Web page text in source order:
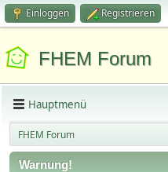
Einloggen Registrieren
FHEM Forum
Hauptmenü
FHEM Forum
Warnung!